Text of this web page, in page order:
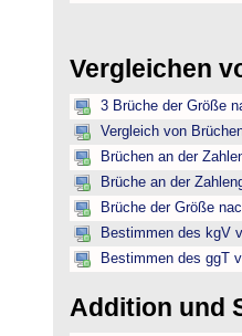
Vergleichen
3 Brüche der Größe
Vergleich von
Brüchen an der
Brüche an der
Brüche der Größe
Bestimmen des kgV
Bestimmen des ggT
Addition und